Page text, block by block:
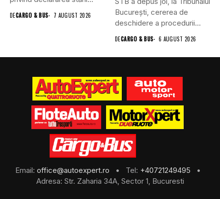
DECARGO & BUS 7 AUGUST 2026
Bucureşti, cererea de
deschidere a procedurii...
DECARGO & BUS 6 AUGUST 2026
Email: office@autoexpert.ro • Tel: +40721249495
•
Adresa: Str. Zaharia 34A, Sector 1, Bucuresti